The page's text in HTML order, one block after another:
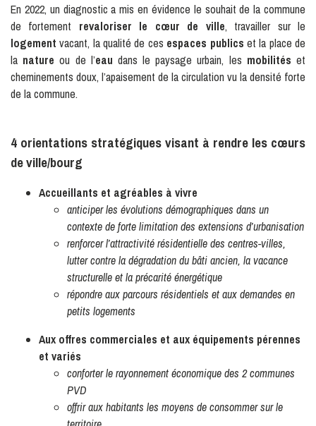
En 2022, un diagnostic a mis en évidence le souhait de la commune
de fortement revaloriser le cœur de ville, travailler sur le
logementvacant, la qualité de ces espaces publics et la place de
la natureou de l’eau dans le paysage urbain, les mobilitéset
cheminements doux, l’apaisement de la circulation vu la densité forte
de la commune.
4 orientations stratégiques visant à rendre les cœurs
de ville/bourg
Accueillants et agréables à vivre
anticiper les évolutions démographiques dans un
contexte de forte limitation des extensions d’urbanisation
renforcer l’attractivité résidentielle des centres-villes,
lutter contre la dégradation du bâti ancien, la vacance
structurelle et la précarité énergétique
répondre aux parcours résidentiels et aux demandes en
petits logements
Aux offres commerciales et aux équipements pérennes
et variés
conforter le rayonnement économique des 2 communes
PVD
offrir aux habitants les moyens de consommer sur le